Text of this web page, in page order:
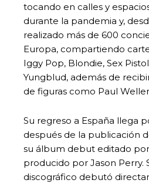
tocando en calles y
durante la pandemia y,
realizado más de 600
Europa, compartiendo
Iggy Pop, Blondie, Sex
Yungblud, además de
de figuras como Paul
Su regreso a España llega
después de la publicación
su álbum debut editado
producido por Jason Perry.
discográfico debutó